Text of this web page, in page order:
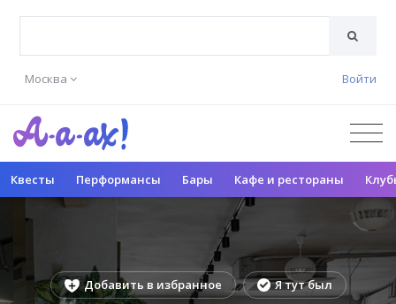
Москва Войти
Квесты Перформансы Бары Кафе и рестораны
Добавить в избранное Я тут был